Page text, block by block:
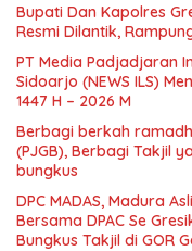
​Bupati Dan Kapolres
Resmi Dilantik,
PT Media Padjadjaran
Sidoarjo (NEWS ILS)
1447 H – 2026 M
Berbagi berkah
(PJGB), Berbagi Takjil
bungkus
DPC MADAS, Madura
Bersama DPAC Se
Bungkus Takjil di GOR